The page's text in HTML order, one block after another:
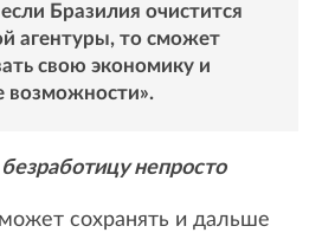
Бразилия очистится
агентуры, то сможет
свою экономику и
возможности».
непросто
сохранять и дальше